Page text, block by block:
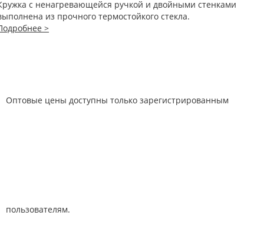
с ненагревающейся ручкой и двойными стенками
из прочного термостойкого стекла.
>
Оптовые цены доступны только зарегистрированным
пользователям.